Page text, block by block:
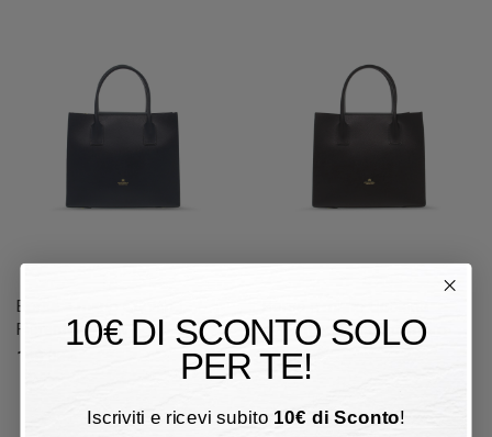
Borsa a mano Cuoieria
Fiorentina - navy
188,00 €
Fiorentina - testa di moro
188,00 €
10€ DI SCONTO SOLO
PER TE!
Iscriviti e ricevi subito 10€ di Sconto!